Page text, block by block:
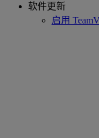
软件更新
启用